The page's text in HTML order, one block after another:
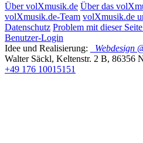
Über volXmusik.de Über das
volXmusik.de-Team volXmusik.de
Datenschutz Problem mit dieser
Benutzer-Login
Idee und Realisierung:
Webdesign
Walter Säckl, Keltenstr. 2 B, 86356
+49 176 10015151